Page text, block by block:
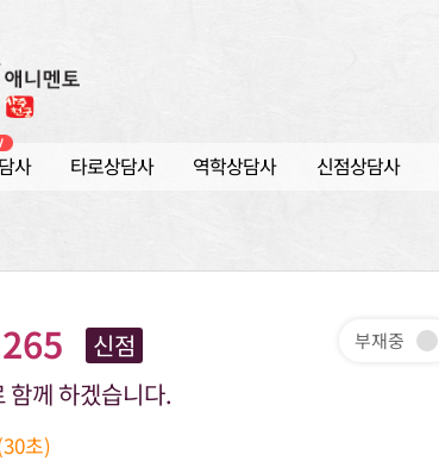
사 타로상담사 역학상담사 신점상담사
265 신점 부재중
함께 하겠습니다.
초)